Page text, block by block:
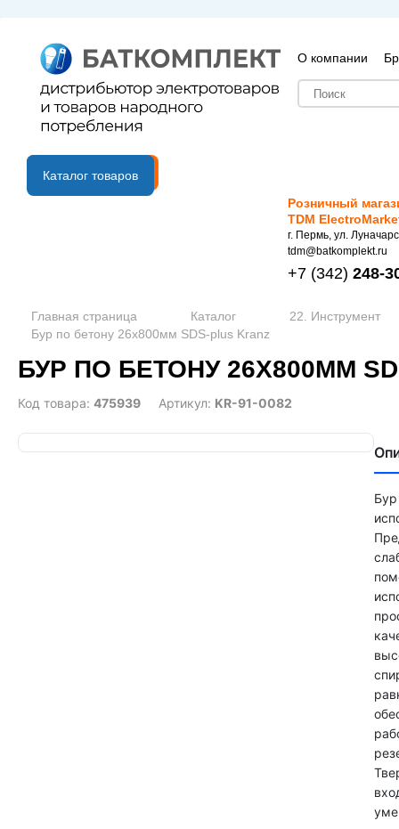
О компании
B2B портал
Каталог товаров
Розничный
TDM
г. Пермь, ул.
tdm@batkomplekt.ru
+7 (342) 248-
Главная страница Каталог
22. Инструмент
Бур по бетону 26х800мм SDS-plus Kranz
БУР ПО БЕТОНУ 26Х800ММ
Код товара: 475939 Артикул: KR-91-0082